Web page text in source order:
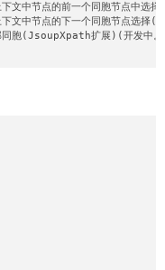
节点的前一个同胞节点中选
中节点的下一个同胞节点选择
(JsoupXpath扩展)(开发中。